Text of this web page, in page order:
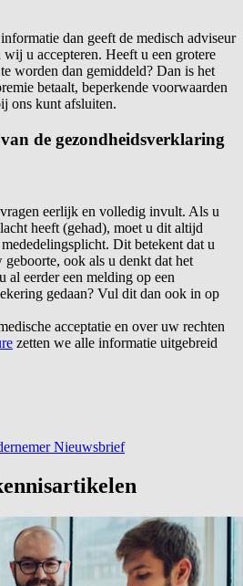
dan geeft de medisch adviseur
u accepteren. Heeft u een grotere
worden dan gemiddeld? Dan is het
betaalt, beperkende voorwaarden
ons kunt afsluiten.
de gezondheidsverklaring
eerlijk en volledig invult. Als u
heeft (gehad), moet u dit altijd
Dit betekent dat u
ook als u denkt dat het
eerder een melding op een
gedaan? Vul dit dan ook in op
acceptatie en over uw rechten
zetten we alle informatie uitgebreid
Nieuwsbrief